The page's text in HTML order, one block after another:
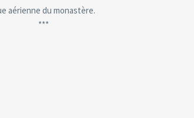
aérienne du monastère.
***